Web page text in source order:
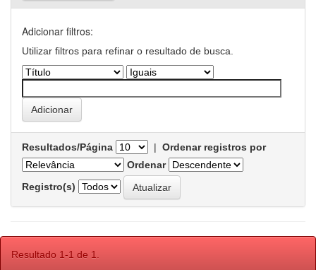
Adicionar filtros:
Utilizar filtros para refinar o resultado de busca.
Resultados/Página | Ordenar registros por
Ordenar
Registro(s)
Resultado 1-1 de 1.